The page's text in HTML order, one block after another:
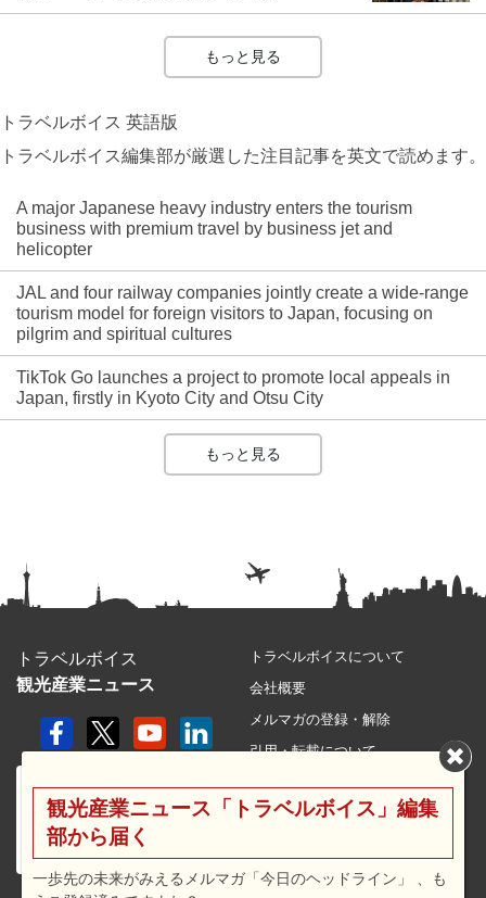
もっと見る
トラベルボイス 英語版
トラベルボイス編集部が厳選した注目記事を英文で読めます。
A major Japanese heavy industry enters the tourism
business with premium travel by business jet and
helicopter
JAL and four railway companies jointly create a wide-range
tourism model for foreign visitors to Japan, focusing on
pilgrim and spiritual cultures
TikTok Go launches a project to promote local appeals in
Japan, firstly in Kyoto City and Otsu City
もっと見る
トラベルボイス
観光産業ニュース
トラベルボイスについて
会社概要
メルマガの登録・解除
引用・転載について
利用規約
広告メニュー・料金
観光産業ニュース「トラベルボイス」編集
部から届く
一歩先の未来がみえるメルマガ「今日のヘッドライン」 、も